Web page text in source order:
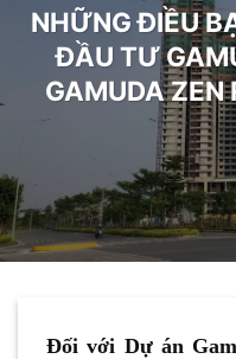
NHỮNG ĐIỀU
ĐẦU TƯ
GAMUDA ZEN
Đối với Dự án